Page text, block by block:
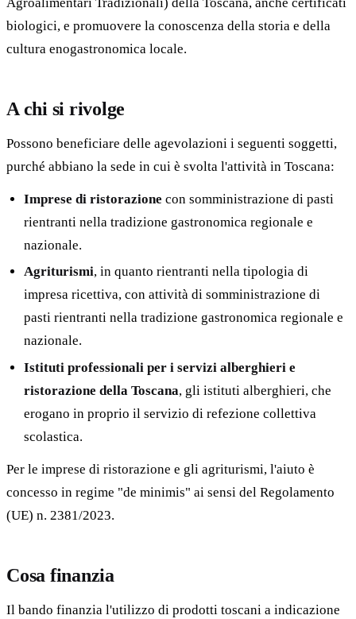
biologici, e promuovere la conoscenza della storia e della
cultura enogastronomica locale.
A chi si rivolge
Possono beneficiare delle agevolazioni i seguenti soggetti,
purché abbiano la sede in cui è svolta l'attività in Toscana:
Imprese di ristorazione con somministrazione di pasti
rientranti nella tradizione gastronomica regionale e
nazionale.
Agriturismi, in quanto rientranti nella tipologia di
impresa ricettiva, con attività di somministrazione di
pasti rientranti nella tradizione gastronomica regionale e
nazionale.
Istituti professionali per i servizi alberghieri e
ristorazione della Toscana, gli istituti alberghieri, che
erogano in proprio il servizio di refezione collettiva
scolastica.
Per le imprese di ristorazione e gli agriturismi, l'aiuto è
concesso in regime "de minimis" ai sensi del Regolamento
(UE) n. 2381/2023.
Cosa finanzia
Il bando finanzia l'utilizzo di prodotti toscani a indicazione